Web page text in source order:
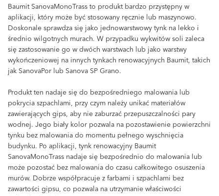
Baumit SanovaMonoTrass to produkt bardzo przystępny w
aplikacji, który może być stosowany ręcznie lub maszynowo.
Doskonale sprawdza się jako jednowarstwowy tynk na lekko i
średnio wilgotnych murach. W przypadku wykwitów soli zaleca
się zastosowanie go w dwóch warstwach lub jako warstwy
wykończeniowej na innych tynkach renowacyjnych Baumit, takich
jak SanovaPor lub Sanova SP Grano.
Produkt ten nadaje się do bezpośredniego malowania lub
pokrycia szpachlami, przy czym należy unikać materiałów
zawierających gips, aby nie zaburzać przepuszczalności pary
wodnej. Jego biały kolor pozwala na pozostawienie powierzchni
tynku bez malowania do momentu pełnego wyschnięcia
budynku. Po aplikacji, tynk renowacyjny Baumit
SanovaMonoTrass nadaje się bezpośrednio do malowania lub
może pozostać bez malowania do czasu całkowitego osuszenia
murów. Dobrze współpracuje z farbami i szpachlami bez
zawartości gipsu, co pozwala na utrzymanie właściwości